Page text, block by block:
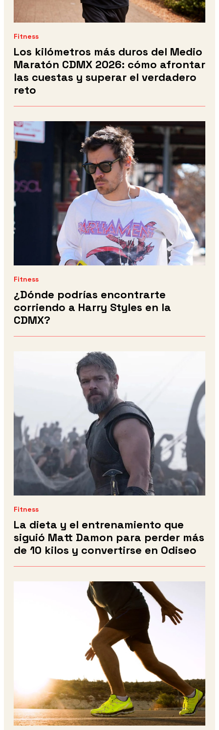
Fitness
Los kilómetros más duros del Medio
Maratón CDMX 2026: cómo afrontar
las cuestas y superar el verdadero
reto
Fitness
¿Dónde podrías encontrarte
corriendo a Harry Styles en la
CDMX?
Fitness
La dieta y el entrenamiento que
siguió Matt Damon para perder más
de 10 kilos y convertirse en Odiseo